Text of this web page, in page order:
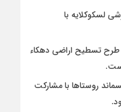
لسکوکلایه با
طرح تسطیح اراضی دهکاء
روستاها با مشارکت